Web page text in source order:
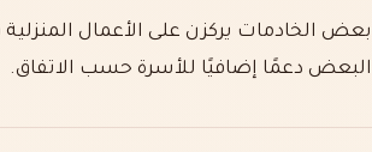
بعض الخادمات يركزن على الأعمال المنزلية
البعض دعمًا إضافيًا للأسرة حسب الاتفاق.